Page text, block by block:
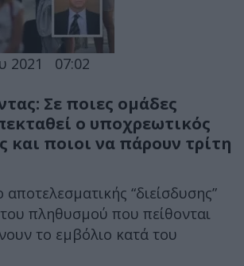
2021 07:02
Σε ποιες ομάδες
ο υποχρεωτικός
και ποιοι να πάρουν τρίτη
“διείσδυσης”
πληθυσμού που πείθονται
το εμβόλιο κατά του